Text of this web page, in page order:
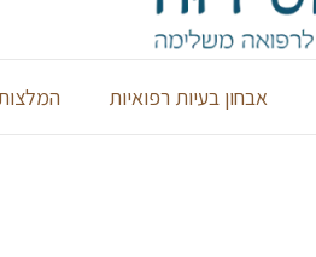
אבחון בעיות רפואיות